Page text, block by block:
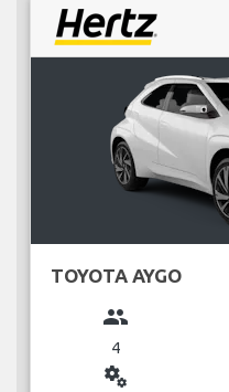
TOYOTA AYGO
group
4
miscellaneous_services